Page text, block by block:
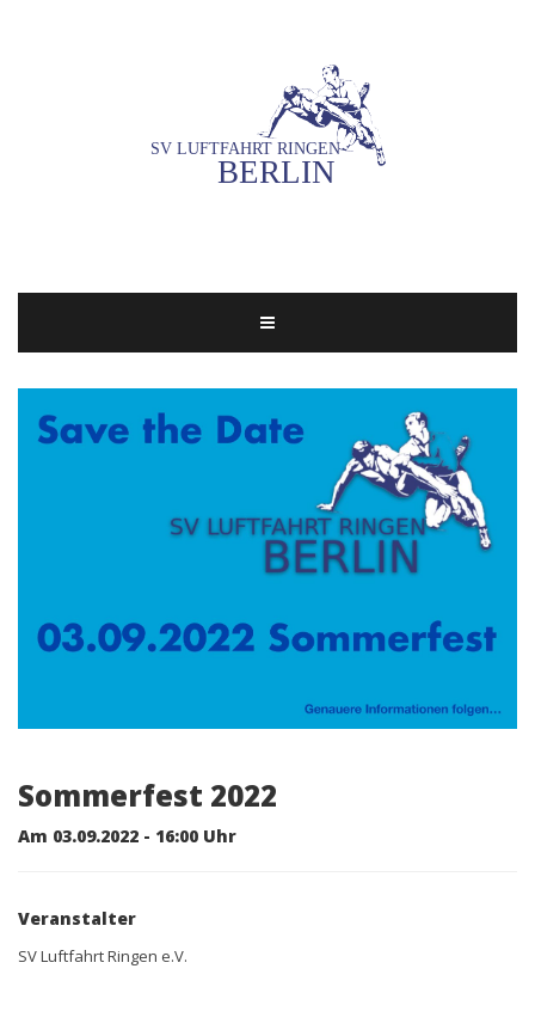
Sommerfest 2022
Am 03.09.2022 - 16:00 Uhr
Veranstalter
SV Luftfahrt Ringen e.V.